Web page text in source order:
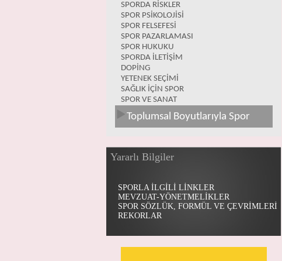
SPORDA RİSKLER
SPOR PSİKOLOJİSİ
SPOR FELSEFESİ
SPOR PAZARLAMASI
SPOR HUKUKU
SPORDA İLETİŞİM
DOPİNG
YETENEK SEÇİMİ
SAĞLIK İÇİN SPOR
SPOR VE SANAT
Toplumsal Boyutlarıyla Spor
Yararlı Bilgiler
SPORLA İLGİLİ LİNKLER
MEVZUAT-YÖNETMELİKLER
SPOR SÖZLÜK, FORMÜL VE ÇEVRİMLERİ
REKORLAR